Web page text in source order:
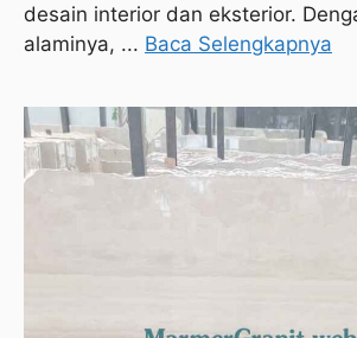
desain interior dan eksterior.
alaminya, ... Baca Selengkapnya